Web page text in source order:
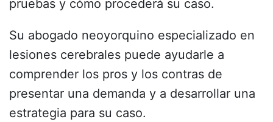
pruebas y cómo procederá su caso.
Su abogado neoyorquino especializado en
lesiones cerebrales puede ayudarle a
comprender los pros y los contras de
presentar una demanda y a desarrollar una
estrategia para su caso.